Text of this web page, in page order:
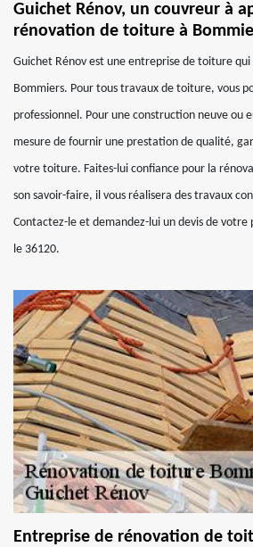
Guichet Rénov, un couvreur à
rénovation de toiture à
Guichet Rénov est une entreprise de toiture qui
Bommiers. Pour tous travaux de toiture, vous
professionnel. Pour une construction neuve ou
mesure de fournir une prestation de qualité,
votre toiture. Faites-lui confiance pour la
son savoir-faire, il vous réalisera des travaux
Contactez-le et demandez-lui un devis de votre
le 36120.
Entreprise de rénovation de